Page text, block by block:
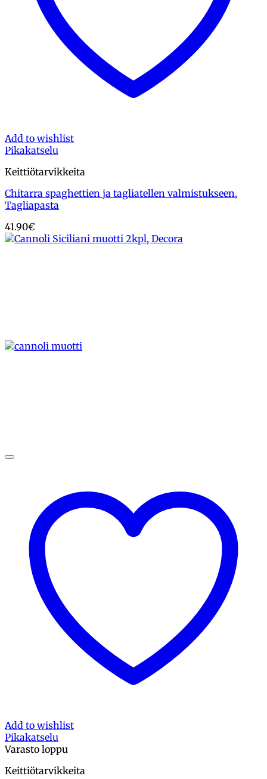
Add to wishlist
Pikakatselu
Keittiötarvikkeita
Chitarra spaghettien ja tagliatellen valmistukseen,
Tagliapasta
41.90€
Add to wishlist
Pikakatselu
Varasto loppu
Keittiötarvikkeita